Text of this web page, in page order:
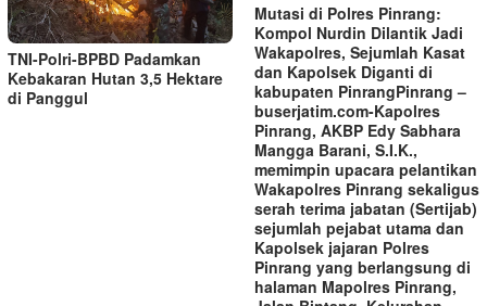
TNI-Polri-BPBD Padamkan
Kebakaran Hutan 3,5 Hektare
di Panggul
Mutasi di Polres Pinrang:
Kompol Nurdin Dilantik Jadi
Wakapolres, Sejumlah Kasat
dan Kapolsek Diganti di
kabupaten Pinrang‎‎Pinrang –
buserjatim.com-Kapolres
Pinrang, AKBP Edy Sabhara
Mangga Barani, S.I.K.,
memimpin upacara pelantikan
Wakapolres Pinrang sekaligus
serah terima jabatan (Sertijab)
sejumlah pejabat utama dan
Kapolsek jajaran Polres
Pinrang yang berlangsung di
halaman Mapolres Pinrang,